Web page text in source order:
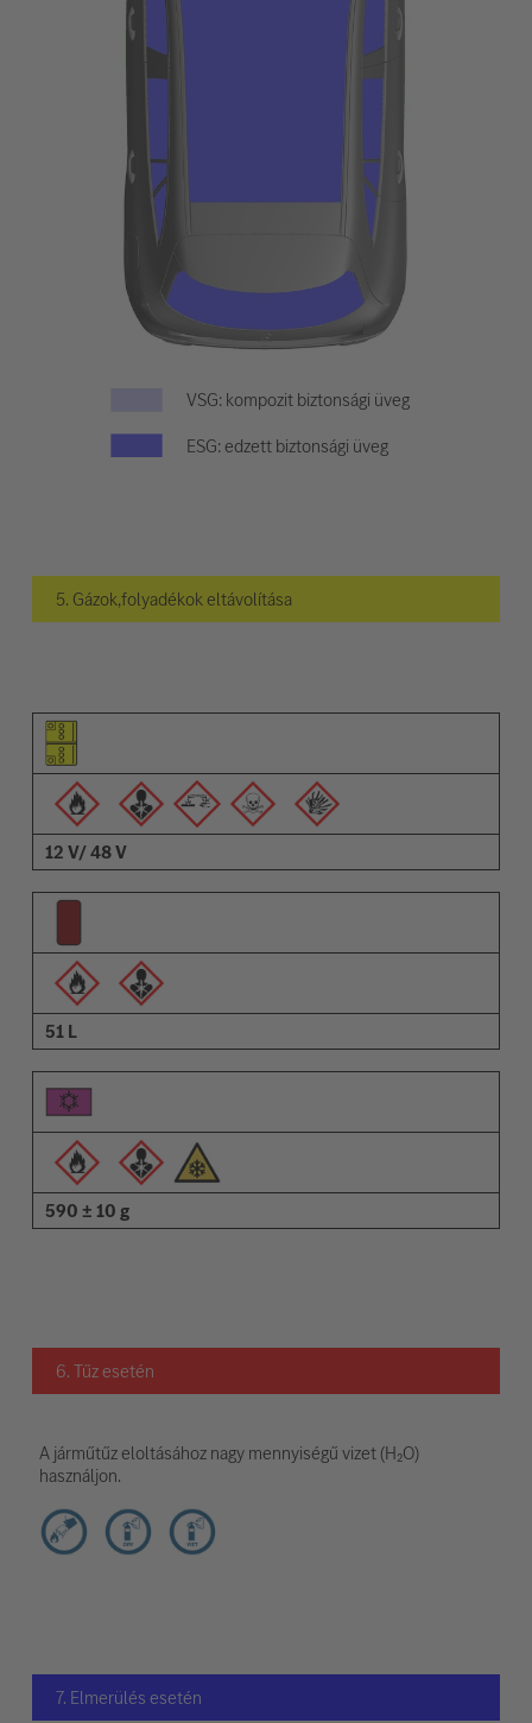
VSG: kompozit biztonsági üveg
ESG: edzett biztonsági üveg
5. Gázok,folyadékok eltávolítása
Elem piktogramja
Figyelmeztetések piktogramja
Leírás
12 V/ 48 V
51 L
590 ± 10 g
6. Tűz esetén
A járműtűz eloltásához nagy mennyiségű vizet (H₂O)
használjon.
7. Elmerülés esetén